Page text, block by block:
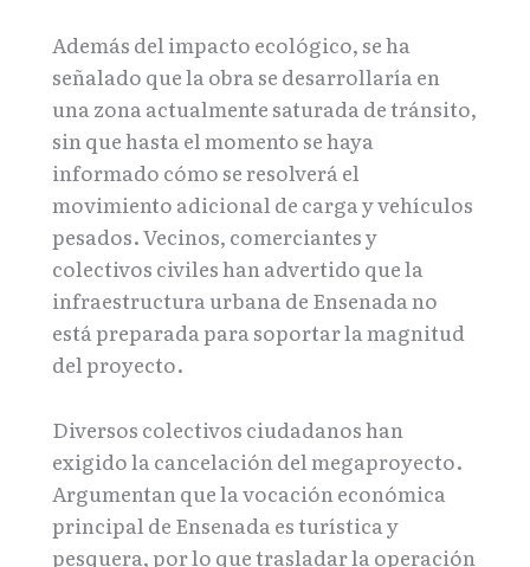
Además del impacto ecológico, se ha
señalado que la obra se desarrollaría en
una zona actualmente saturada de tránsito,
sin que hasta el momento se haya
informado cómo se resolverá el
movimiento adicional de carga y vehículos
pesados. Vecinos, comerciantes y
colectivos civiles han advertido que la
infraestructura urbana de Ensenada no
está preparada para soportar la magnitud
del proyecto.
Diversos colectivos ciudadanos han
exigido la cancelación del megaproyecto.
Argumentan que la vocación económica
principal de Ensenada es turística y
pesquera, por lo que trasladar la operación